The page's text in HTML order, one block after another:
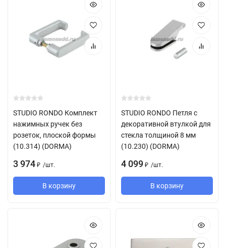
STUDIO RONDO Комплект
нажимных ручек без
розеток, плоской формы
(10.314) (DORMA)
3 974 ₽ /шт.
В корзину
STUDIO RONDO Петля с
декоративной втулкой для
стекла толщиной 8 мм
(10.230) (DORMA)
4 099 ₽ /шт.
В корзину